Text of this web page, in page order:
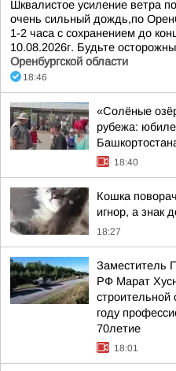
Шквалистое усиление ветра
очень сильный дождь,по
1-2 часа с сохранением до
10.08.2026г. Будьте
Оренбургской области
18:46
«Солёные
рубежа:
18:40
Кошка
игнор, а знак
18:27
Заместитель
РФ Марат
строительной
году
70летие
18:01